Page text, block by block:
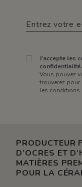
J'accepte les
confidentialité.
Vous pouvez
trouverez
les conditions
PRODUCTEUR
D’OCRES ET
MATIÈRES
POUR LA